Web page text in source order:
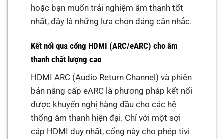
hoặc bạn muốn trải nghiệm âm thanh tốt
nhất, đây là những lựa chọn đáng cân nhắc.
Kết nối qua cổng HDMI (ARC/eARC) cho âm
thanh chất lượng cao
HDMI ARC (Audio Return Channel) và phiên
bản nâng cấp eARC là phương pháp kết nối
được khuyến nghị hàng đầu cho các hệ
thống âm thanh hiện đại. Chỉ với một sợi
cáp HDMI duy nhất, cổng này cho phép tivi